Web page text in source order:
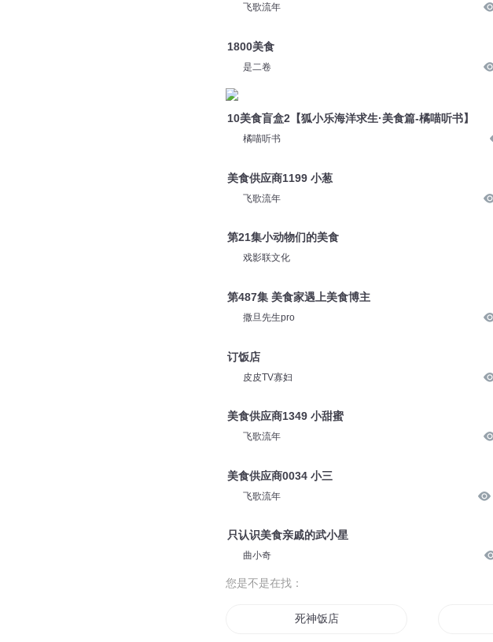
飞歌流年
1800美食
是二卷
10美食盲盒2【狐小乐海洋求生·美食篇-橘喵听书】
橘喵听书
美食供应商1199 小葱
飞歌流年
第21集小动物们的美食
戏影联文化
第487集 美食家遇上美食博主
撒旦先生pro
订饭店
皮皮TV寡妇
美食供应商1349 小甜蜜
飞歌流年
美食供应商0034 小三
飞歌流年
只认识美食亲戚的武小星
曲小奇
您是不是在找：
死神饭店